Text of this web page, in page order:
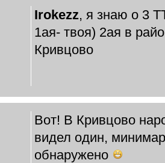
Irokezz, я знаю о 3
1ая- твоя) 2ая в
Кривцово
Вот! В Кривцово
видел один,
обнаружено